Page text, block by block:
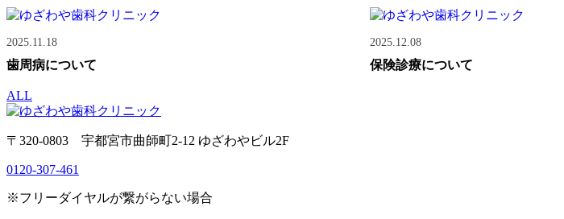
2025.11.18
歯周病について
2025.12.08
保険診療について
ALL
〒320-0803 宇都宮市曲師町2-12 ゆざわやビル2F
0120-307-461
※フリーダイヤルが繋がらない場合